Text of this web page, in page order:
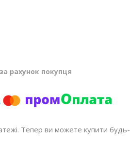
за рахунок покупця
Тепер ви можете купити